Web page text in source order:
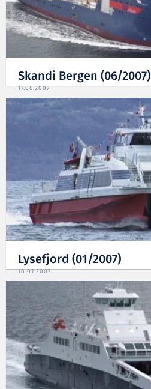
Skandi Bergen (06/2007)
17.06.2007
Lysefjord (01/2007)
18.01.2007